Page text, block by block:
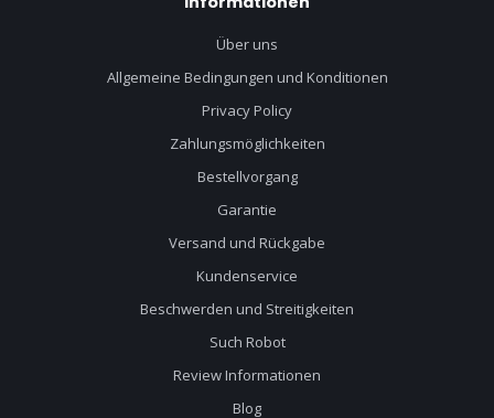
Über uns
Allgemeine Bedingungen und Konditionen
Privacy Policy
Zahlungsmöglichkeiten
Bestellvorgang
Garantie
Versand und Rückgabe
Kundenservice
Beschwerden und Streitigkeiten
Such Robot
Review Informationen
Blog